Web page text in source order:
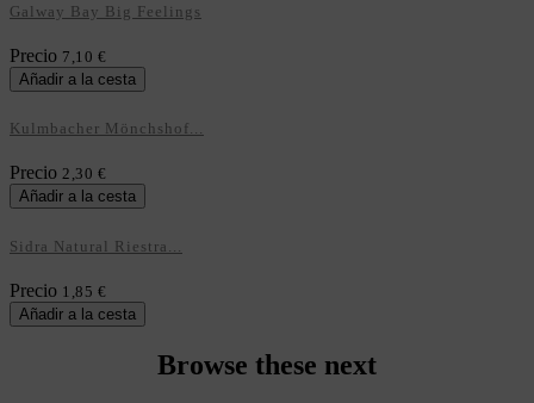
Galway Bay Big Feelings
Precio 7,10 €
Añadir a la cesta
Kulmbacher Mönchshof...
Precio 2,30 €
Añadir a la cesta
Sidra Natural Riestra...
Precio 1,85 €
Añadir a la cesta
Browse these next